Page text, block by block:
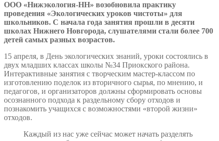
ООО «Нижэкология-НН» возобновила практику
проведения «Экологических уроков чистоты» для
школьников. С начала года занятия прошли в десяти
школах Нижнего Новгорода, слушателями стали более 700
детей самых разных возрастов.
15 апреля, в День экологических знаний, уроки состоялись в
двух младших классах школы №34 Приокского района.
Интерактивные занятия с творческим мастер-классом по
изготовлению поделок из вторичного сырья, по мнению, и
педагогов, и организаторов должны сформировать основы
осознанного подхода к раздельному сбору отходов и
познакомить учащихся с возможностями «второй жизни»
отходов.
Каждый из нас уже сейчас может начать разделять